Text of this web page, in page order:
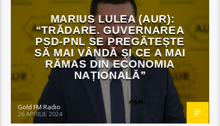
MARIUS LULEA (AUR):
“TRĂDARE. GUVERNAREA
PSD-PNL SE PREGĂTEȘTE
SĂ MAI VÂNDĂ ȘI CE A MAI
RĂMAS DIN ECONOMIA
NAȚIONALĂ”
Gold FM Radio
26 APRILIE 2024